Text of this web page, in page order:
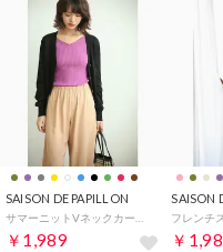
SAISON DE PAPILLON
￥1,989
SAISON
￥